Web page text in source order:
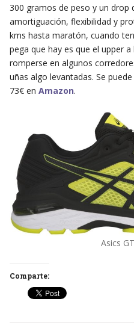
300 gramos de peso y un drop
amortiguación, flexibilidad y
kms hasta maratón, cuando
pega que hay es que el upper
romperse en algunos
uñas algo levantadas. Se
73€ en Amazon.
Asics
Comparte: